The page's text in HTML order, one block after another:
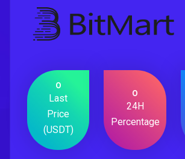
0
Last
Price
(USDT)
0
24H
Percentage